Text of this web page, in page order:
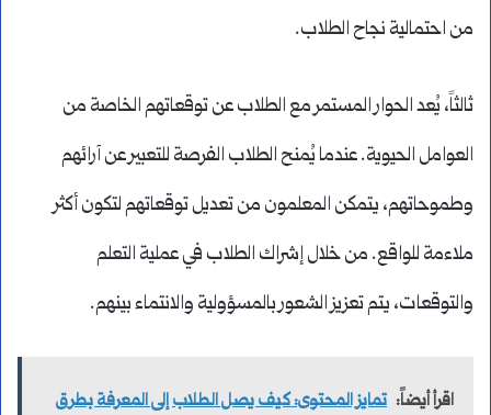
من احتمالية نجاح الطلاب.
ثالثاً، يُعد الحوار المستمر مع الطلاب عن توقعاتهم الخاصة من
العوامل الحيوية. عندما يُمنح الطلاب الفرصة للتعبير عن آرائهم
وطموحاتهم، يتمكن المعلمون من تعديل توقعاتهم لتكون أكثر
ملاءمة للواقع. من خلال إشراك الطلاب في عملية التعلم
والتوقعات، يتم تعزيز الشعور بالمسؤولية والانتماء بينهم.
اقرأ أيضاً: تمايز المحتوى: كيف يصل الطلاب إلى المعرفة بطرق